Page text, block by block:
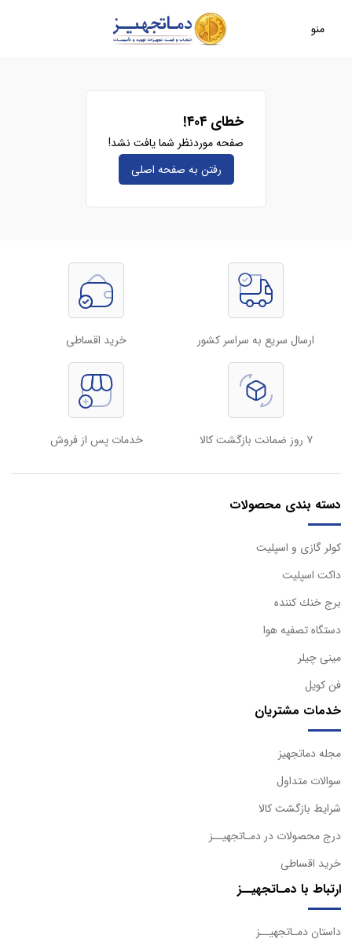
منو
خطای ۴۰۴!
صفحه موردنظر شما یافت نشد!
رفتن به صفحه‌ اصلی
ارسال سریع به سراسر کشور خرید اقساطی
۷ روز ضمانت بازگشت کالا خدمات پس از فروش
دسته بندی محصولات
كولر گازی و اسپليت
داكت اسپليت
برج خنك كننده
دستگاه تصفيه هوا
مینی چیلر
فن کویل
خدمات مشتریان
مجله دماتجهیز
سوالات متداول
شرایط بازگشت کالا
درج محصولات در دمـاتجهیــز
خرید اقساطی
ارتباط با دمـاتجهیــز
داستان دمـاتجهیــز